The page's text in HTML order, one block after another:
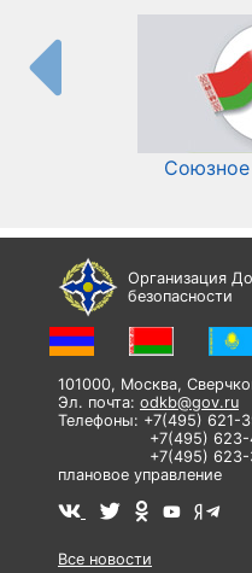
Союзное
Организация
безопасности
101000, Москва,
Эл. почта: odkb@gov.ru
Телефоны: +7(495) 621-
+7(495) 623-
+7(495) 623-32-
плановое управление
Все новости